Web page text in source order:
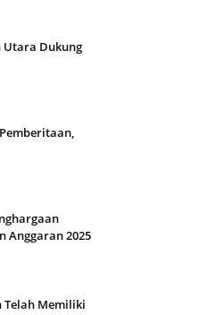
Utara Dukung
Anggaran 2025
Telah Memiliki